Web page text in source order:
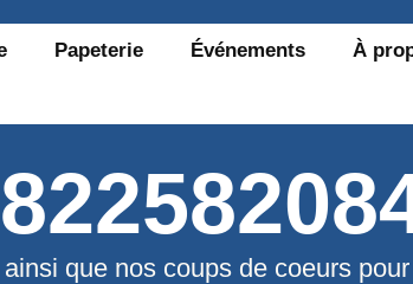
Papeterie Événements À
que nos coups de coeurs